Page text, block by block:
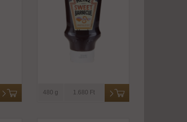
480 g 1.680 Ft